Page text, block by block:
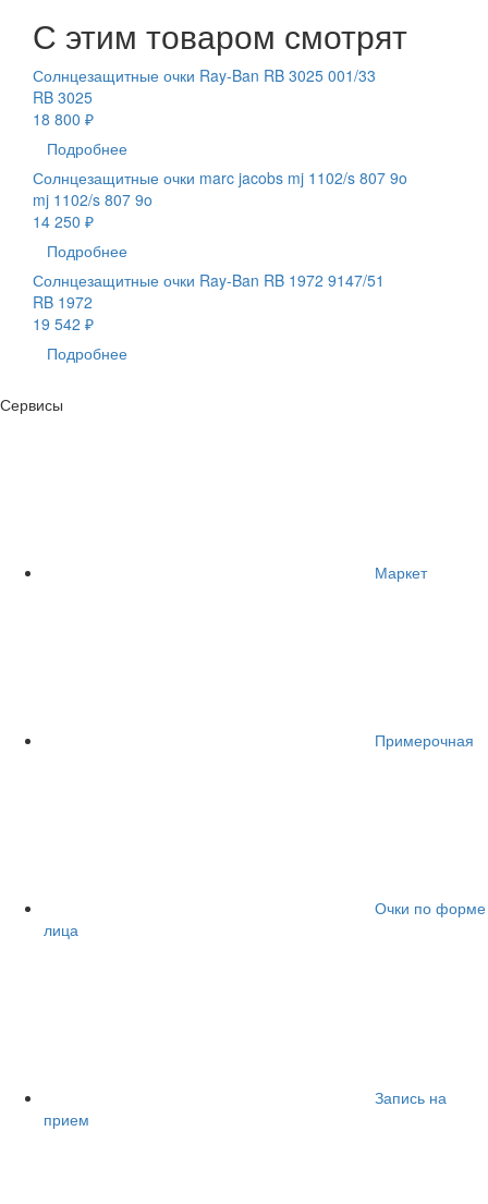
С этим товаром смотрят
Солнцезащитные очки Ray-Ban RB 3025 001/33
RB 3025
18 800 ₽
Подробнее
Солнцезащитные очки marc jacobs mj 1102/s 807 9o
mj 1102/s 807 9o
14 250 ₽
Подробнее
Солнцезащитные очки Ray-Ban RB 1972 9147/51
RB 1972
19 542 ₽
Подробнее
Сервисы
Маркет
Примерочная
Очки по форме
лица
Запись на
прием